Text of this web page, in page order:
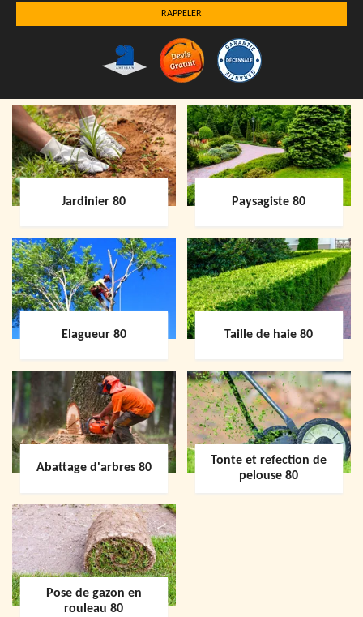
Jardinier 80 Paysagiste 80
Elagueur 80 Taille de haie 80
Abattage d'arbres 80
Tonte et refection de
pelouse 80
Pose de gazon en
rouleau 80